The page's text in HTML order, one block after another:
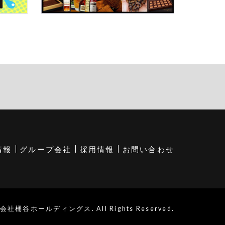
報 グループ会社 採用情報 お問い合わせ
社桶谷ホールディングス. All Rights Reserved.